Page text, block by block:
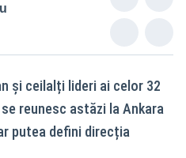
și ceilalți lideri ai celor 32
reunesc astăzi la Ankara
putea defini direcția